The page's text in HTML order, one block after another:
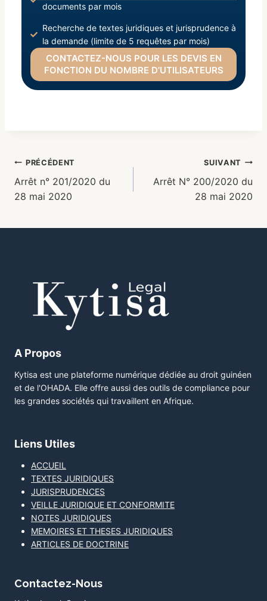
documents par mois
Recherche de textes juridiques et jurisprudence à
la demande (limite de 5 requêtes par mois)
CONTACTEZ-NOUS POUR LES DEVIS EN
FONCTION DU NOMBRE D’UTILISATEURS
PRÉCÉDENT
Arrêt n° 201/2020 du
28 mai 2020
SUIVANT
Arrêt N° 200/2020 du
28 mai 2020
A Propos
Kytisa est une plateforme numérique dédiée au droit guinéen
et de l'OHADA. Elle offre aussi des outils de compliance pour
les grandes sociétés qui travaillent en Afrique.
Liens Utiles
ACCUEIL
TEXTES JURIDIQUES
JURISPRUDENCES
VEILLE JURIDIQUE ET CONFORMITE
NOTES JURIDIQUES
MEMOIRES ET THESES JURIDIQUES
ARTICLES DE DOCTRINE
Contactez-Nous